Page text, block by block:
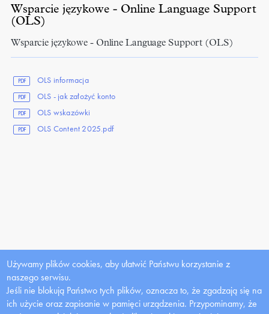
Wsparcie językowe - Online Language Support
(OLS)
Wsparcie językowe - Online Language Support (OLS)
PDF OLS informacja
PDF OLS - jak założyć konto
PDF OLS wskazówki
PDF OLS Content 2025.pdf
Używamy plików cookies, aby ułatwić Państwu korzystanie z
naszego serwisu.
Jeśli nie blokują Państwo tych plików, oznacza to, że zgadzają się na
ich użycie oraz zapisanie w pamięci urządzenia. Przypominamy, że